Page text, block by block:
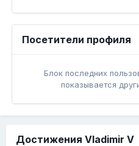
Посетители профиля
Блок последних
показывается
Достижения Vladimir V